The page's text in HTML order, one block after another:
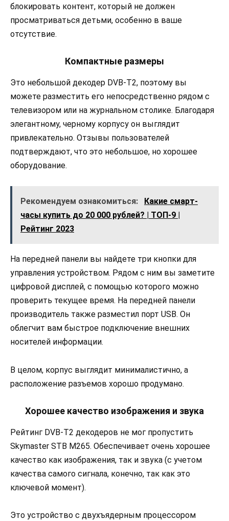
блокировать контент, который не должен
просматриваться детьми, особенно в ваше
отсутствие.
Компактные размеры
Это небольшой декодер DVB-T2, поэтому вы
можете разместить его непосредственно рядом с
телевизором или на журнальном столике. Благодаря
элегантному, черному корпусу он выглядит
привлекательно. Отзывы пользователей
подтверждают, что это небольшое, но хорошее
оборудование.
Рекомендуем ознакомиться:
Какие смарт-
часы купить до 20 000 рублей? | ТОП-9 |
Рейтинг 2023
На передней панели вы найдете три кнопки для
управления устройством. Рядом с ним вы заметите
цифровой дисплей, с помощью которого можно
проверить текущее время. На передней панели
производитель также разместил порт USB. Он
облегчит вам быстрое подключение внешних
носителей информации.
В целом, корпус выглядит минималистично, а
расположение разъемов хорошо продумано.
Хорошее качество изображения и звука
Рейтинг DVB-T2 декодеров не мог пропустить
Skymaster STB M265. Обеспечивает очень хорошее
качество как изображения, так и звука (с учетом
качества самого сигнала, конечно, так как это
ключевой момент).
Это устройство с двухъядерным процессором